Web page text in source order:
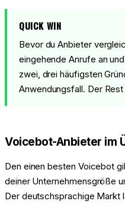
QUICK WIN
Bevor du Anbieter
eingehende Anrufe an
zwei, drei häufigsten
Anwendungsfall. Der
Voicebot-Anbieter im
Den einen besten Voicebot
deiner Unternehmensgröße
Der deutschsprachige Markt